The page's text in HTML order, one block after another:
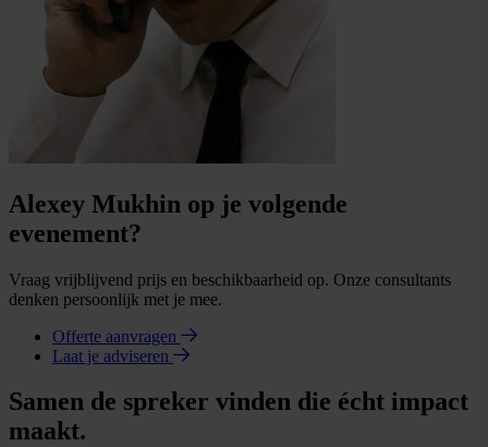
Alexey Mukhin op je volgende
evenement?
Vraag vrijblijvend prijs en beschikbaarheid op. Onze consultants
denken persoonlijk met je mee.
Offerte aanvragen
Laat je adviseren
Samen de spreker vinden die écht impact
maakt.